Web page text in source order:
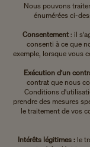
Nous pouvons
énumérées ci-
Consentement: il
consenti à ce que
exemple, lorsque vous
Exécution d'un
contrat que nous
Conditions
prendre des mesures
le traitement de vos
Intérêts légitimes : le